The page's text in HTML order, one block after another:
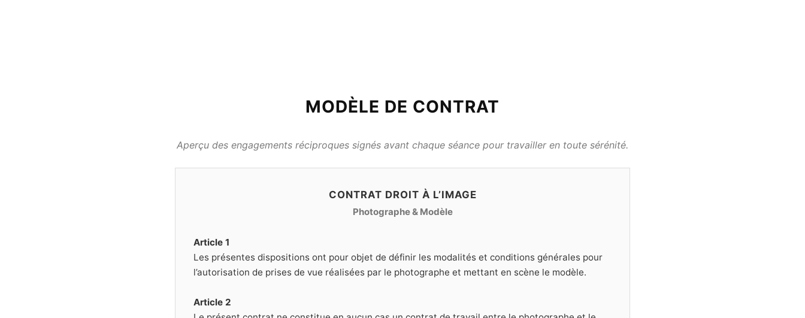
MODÈLE DE CONTRAT
Aperçu des engagements réciproques signés avant chaque séance pour travailler en toute sérénité.
CONTRAT DROIT À L’IMAGE
Photographe & Modèle
Article 1
Les présentes dispositions ont pour objet de définir les modalités et conditions générales pour
l’autorisation de prises de vue réalisées par le photographe et mettant en scène le modèle.
Article 2